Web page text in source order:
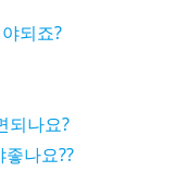
되죠?
되나요?
나요??